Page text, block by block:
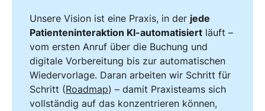
Unsere Vision ist eine Praxis, in der jede
Patienteninteraktion KI-automatisiert läuft –
vom ersten Anruf über die Buchung und
digitale Vorbereitung bis zur automatischen
Wiedervorlage. Daran arbeiten wir Schritt für
Schritt (Roadmap) – damit Praxisteams sich
vollständig auf das konzentrieren können,